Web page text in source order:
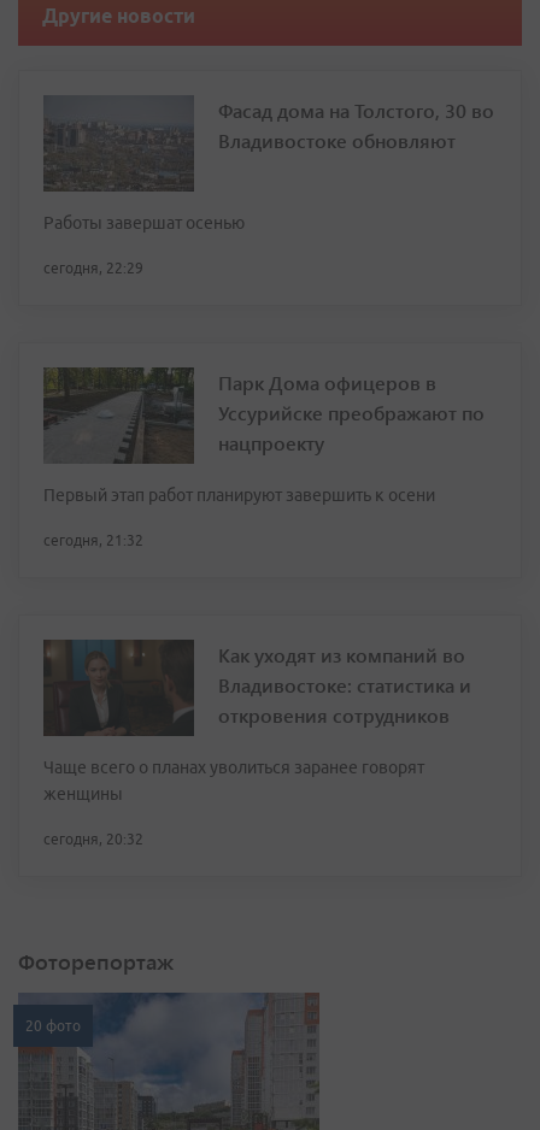
Другие новости
Фасад дома на Толстого, 30 во
Владивостоке обновляют
Работы завершат осенью
сегодня, 22:29
Парк Дома офицеров в
Уссурийске преображают по
нацпроекту
Первый этап работ планируют завершить к осени
сегодня, 21:32
Как уходят из компаний во
Владивостоке: статистика и
откровения сотрудников
Чаще всего о планах уволиться заранее говорят
женщины
сегодня, 20:32
Фоторепортаж
20 фото